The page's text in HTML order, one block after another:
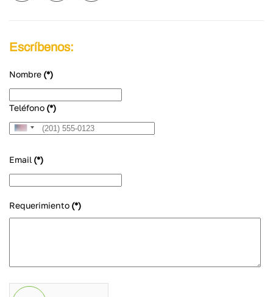
Escríbenos:
Nombre (*)
Teléfono (*)
United
+1
Email (*)
Requerimiento (*)